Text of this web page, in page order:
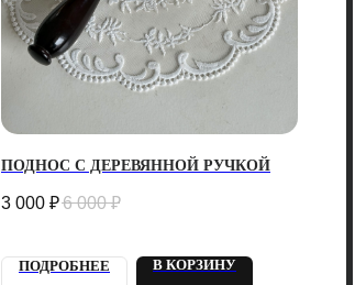
ПОДНОС С ДЕРЕВЯННОЙ РУЧКОЙ
3 000 ₽6 000 ₽
ПОДРОБНЕЕ В КОРЗИНУ